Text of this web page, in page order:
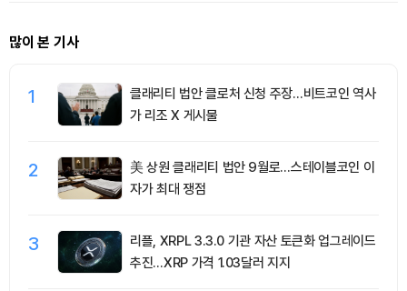
많이 본 기사
1
클래리티 법안 클로처 신청 주장…비트코인 역사
가 리조 X 게시물
2
美 상원 클래리티 법안 9월로…스테이블코인 이
자가 최대 쟁점
3
리플, XRPL 3.3.0 기관 자산 토큰화 업그레이드
추진…XRP 가격 1.03달러 지지